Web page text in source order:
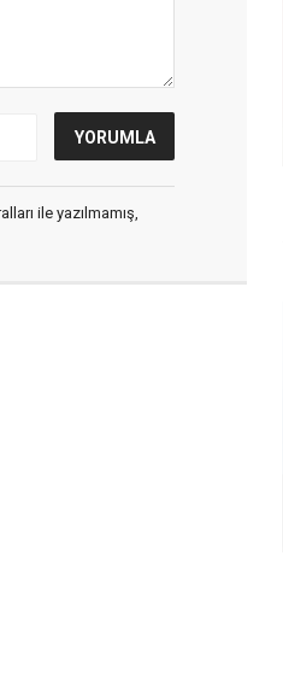
ile yazılmamış,